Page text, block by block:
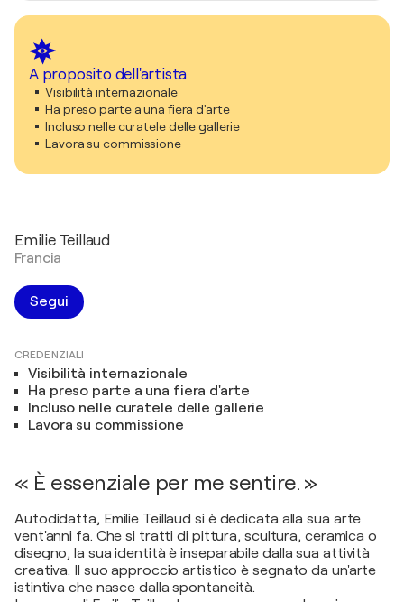
A proposito dell'artista
Visibilità internazionale
Ha preso parte a una fiera d'arte
Incluso nelle curatele delle gallerie
Lavora su commissione
Emilie Teillaud
Francia
Segui
CREDENZIALI
Visibilità internazionale
Ha preso parte a una fiera d'arte
Incluso nelle curatele delle gallerie
Lavora su commissione
« È essenziale per me sentire. »
Autodidatta, Emilie Teillaud si è dedicata alla sua arte
vent'anni fa. Che si tratti di pittura, scultura, ceramica o
disegno, la sua identità è inseparabile dalla sua attività
creativa. Il suo approccio artistico è segnato da un'arte
istintiva che nasce dalla spontaneità.